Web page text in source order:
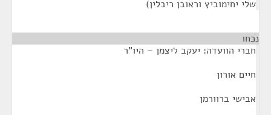
שלי יחימוביץ וראובן ריבלין)
נכחו
חברי הוועדה: יעקב ליצמן – היו"ר
חיים אורון
אבישי ברוורמן